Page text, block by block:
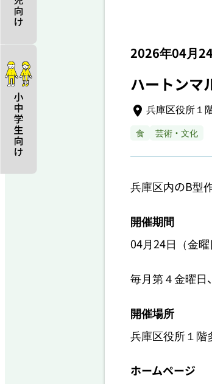
2026年04月
ハートンマ
兵庫区役所１
食 芸術・文化
兵庫区内のB型
開催期間
04月24日（金曜
毎月第４金曜日
開催場所
兵庫区役所１階
ホームページ